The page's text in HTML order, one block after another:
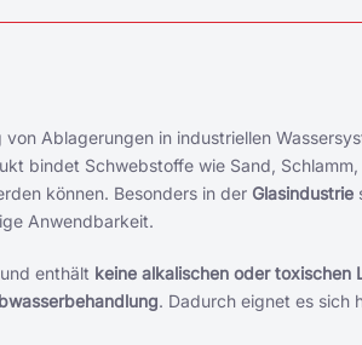
Ablagerungen in industriellen
bindet Schwebstoffe wie Sand, Schlamm,
können. Besonders in der Glasindustrie
Anwendbarkeit.
und enthält keine alkalischen oder toxischen
. Dadurch eignet es sich